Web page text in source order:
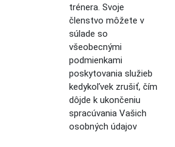
trénera. Svoje
členstvo môžete v
súlade so
všeobecnými
podmienkami
poskytovania služieb
kedykoľvek zrušiť, čím
dôjde k ukončeniu
spracúvania Vašich
osobných údajov